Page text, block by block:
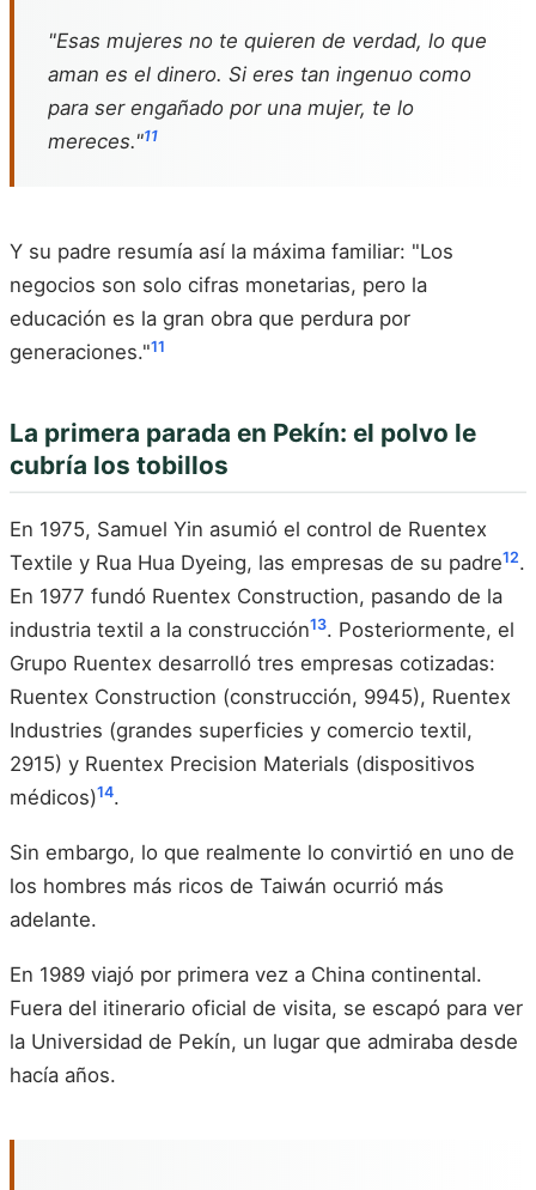
"Esas mujeres no te quieren de verdad, lo que
aman es el dinero. Si eres tan ingenuo como
para ser engañado por una mujer, te lo
mereces."11
Y su padre resumía así la máxima familiar: "Los
negocios son solo cifras monetarias, pero la
educación es la gran obra que perdura por
generaciones."11
La primera parada en Pekín: el polvo le
cubría los tobillos
En 1975, Samuel Yin asumió el control de Ruentex
Textile y Rua Hua Dyeing, las empresas de su padre12.
En 1977 fundó Ruentex Construction, pasando de la
industria textil a la construcción13. Posteriormente, el
Grupo Ruentex desarrolló tres empresas cotizadas:
Ruentex Construction (construcción, 9945), Ruentex
Industries (grandes superficies y comercio textil,
2915) y Ruentex Precision Materials (dispositivos
médicos)14.
Sin embargo, lo que realmente lo convirtió en uno de
los hombres más ricos de Taiwán ocurrió más
adelante.
En 1989 viajó por primera vez a China continental.
Fuera del itinerario oficial de visita, se escapó para ver
la Universidad de Pekín, un lugar que admiraba desde
hacía años.